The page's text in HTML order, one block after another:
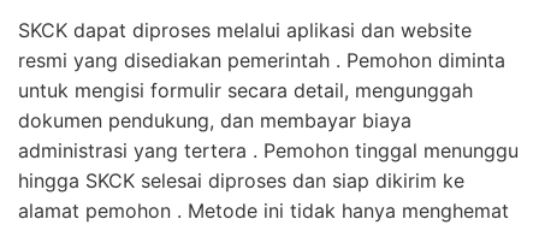
SKCK dapat diproses melalui aplikasi dan website
resmi yang disediakan pemerintah . Pemohon diminta
untuk mengisi formulir secara detail, mengunggah
dokumen pendukung, dan membayar biaya
administrasi yang tertera . Pemohon tinggal menunggu
hingga SKCK selesai diproses dan siap dikirim ke
alamat pemohon . Metode ini tidak hanya menghemat